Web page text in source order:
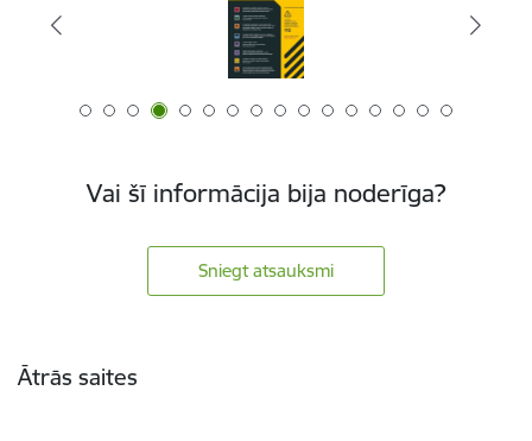
Vai šī informācija bija noderīga?
Sniegt atsauksmi
Ātrās saites